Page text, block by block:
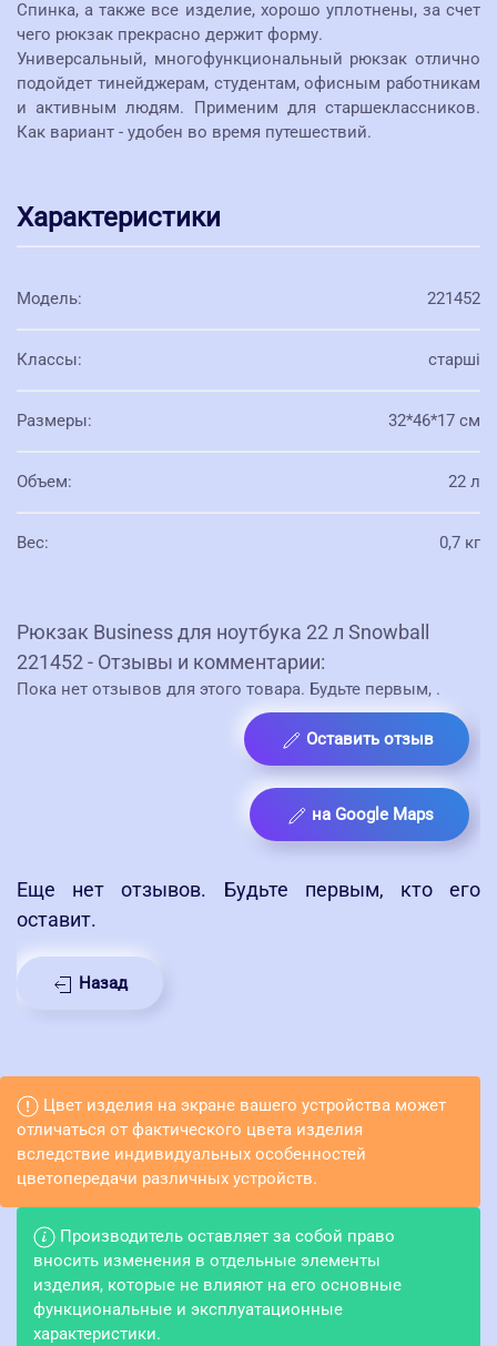
Спинка, а также все изделие, хорошо уплотнены, за счет
чего рюкзак прекрасно держит форму.
Универсальный, многофункциональный рюкзак отлично
подойдет тинейджерам, студентам, офисным работникам
и активным людям. Применим для старшеклассников.
Как вариант - удобен во время путешествий.
Характеристики
Модель: 221452
Классы: старші
Размеры: 32*46*17 см
Объем: 22 л
Вес: 0,7 кг
Рюкзак Business для ноутбука 22 л Snowball
221452 - Отзывы и комментарии:
Пока нет отзывов для этого товара. Будьте первым, .
Оставить отзыв
на Google Maps
Еще нет отзывов. Будьте первым, кто его
оставит.
Назад
Цвет изделия на экране вашего устройства может
отличаться от фактического цвета изделия
вследствие индивидуальных особенностей
цветопередачи различных устройств.
Производитель оставляет за собой право
вносить изменения в отдельные элементы
изделия, которые не влияют на его основные
функциональные и эксплуатационные
характеристики.